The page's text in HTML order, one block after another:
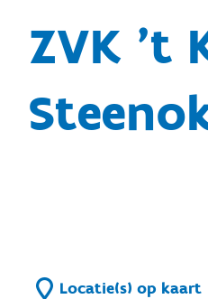
ZVK 't
Locatie(s) op kaart